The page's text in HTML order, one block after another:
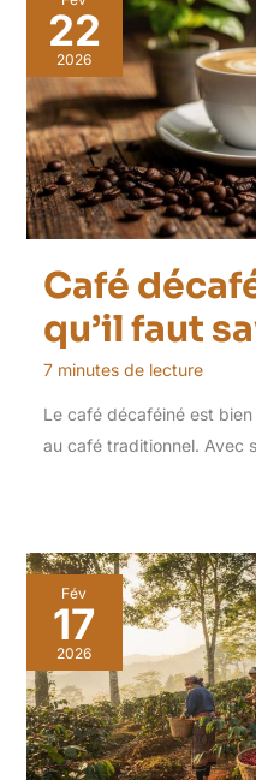
22
2026
Café
qu’il faut
7 minutes de lecture
Le café décaféiné est
au café traditionnel. Avec
Fév
17
2026